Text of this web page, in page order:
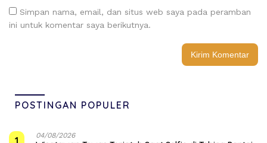
Simpan nama, email, dan situs web saya pada peramban
ini untuk komentar saya berikutnya.
POSTINGAN POPULER
04/08/2026